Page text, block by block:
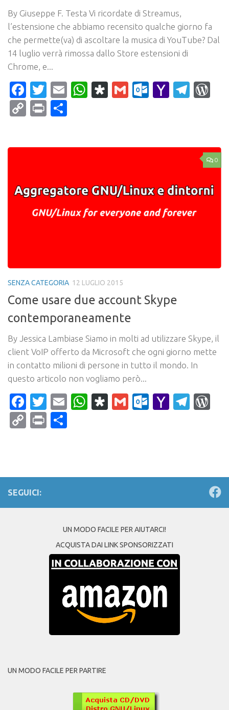
By Giuseppe F. Testa Vi ricordate di Streamus,
l’estensione che abbiamo recensito qualche giorno fa
che permette(va) di ascoltare la musica di YouTube? Dal
14 luglio verrà rimossa dallo Store estensioni di
Chrome, e...
Facebook
Twitter
EmailWhatsApp
Diaspora
Gmail Yahoo
CopyPrint
0
SENZA CATEGORIA 12 LUGLIO 2015
Come usare due account Skype
contemporaneamente
By Jessica Lambiase Siamo in molti ad utilizzare Skype, il
client VoIP offerto da Microsoft che ogni giorno mette
in contatto milioni di persone in tutto il mondo. In
questo articolo non vogliamo però...
Facebook
Twitter
EmailWhatsApp
Diaspora
Gmail Yahoo
CopyPrint
SEGUICI:
UN MODO FACILE PER AIUTARCI!
ACQUISTA DAI LINK SPONSORIZZATI
UN MODO FACILE PER PARTIRE